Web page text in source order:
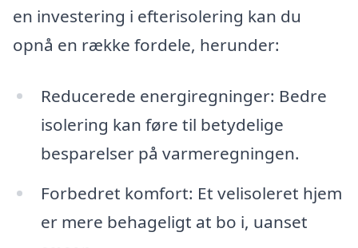
en investering i efterisolering kan du
opnå en række fordele, herunder:
Reducerede energiregninger: Bedre
isolering kan føre til betydelige
besparelser på varmeregningen.
Forbedret komfort: Et velisoleret hjem
er mere behageligt at bo i, uanset